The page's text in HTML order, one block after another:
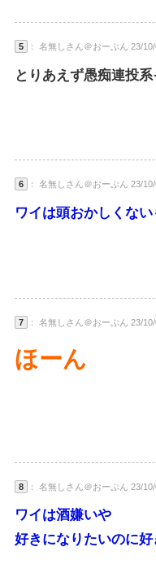
5 ： 名無しさん＠おーぷん 23/
とりあえず愚痴連投
6 ： 名無しさん＠おーぷん 23/
ワイは頭おかしくない
7 ： 名無しさん＠おーぷん 23/
ほーん
8 ： 名無しさん＠おーぷん 23/
ワイは酒嫌いや
好きになりたいのに